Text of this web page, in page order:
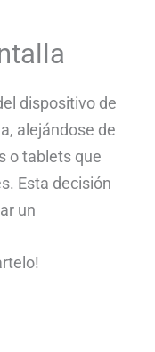
dispositivo de
alejándose de
o tablets que
Esta decisión
un